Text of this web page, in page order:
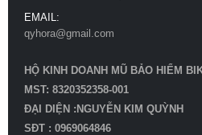
EMAIL:
qyhora@gmail.com
HỘ KINH DOANH MŨ BẢO HIỂM
MST: 8320352358-001
ĐẠI DIỆN :NGUYỄN KIM QUỲNH
SĐT : 0969064846